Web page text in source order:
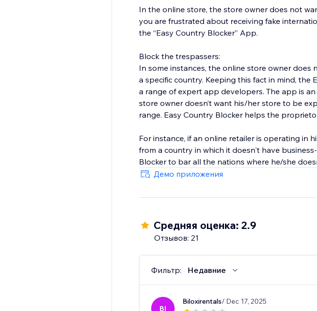
In the online store, the store owner does not
you are frustrated about receiving fake
the “Easy Country Blocker” App.
Block the trespassers:
In some instances, the online store owner
a specific country. Keeping this fact in mind,
a range of expert app developers. The app is
store owner doesn’t want his/her store to be
range. Easy Country Blocker helps the
For instance, if an online retailer is operating in
from a country in which it doesn't have
Blocker to bar all the nations where he/she
Демо приложения
Средняя оценка: 2.9
Отзывов: 21
Фильтр: Недавние
BI
Biloxirentals/ Dec 17, 2025